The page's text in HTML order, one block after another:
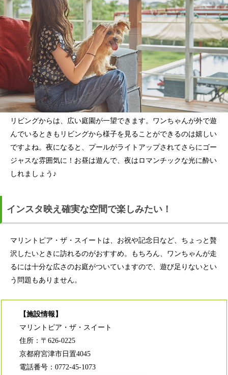
リビングからは、広い庭園が一望できます。ワンちゃんが外で遊
んでいるときもリビングから様子を見ることができるのは嬉しい
ですよね。夜になると、プールがライトアップされてさらにゴー
ジャスな雰囲気に！お昼は遊んで、夜はロマンチックな光に酔い
しれましょう♪
インスタ映え確実な空間で楽しみたい！
マリントピア・ザ・スイートは、お祝や記念日など、ちょっと贅
沢したいときに訪れるのがおすすめ。もちろん、ワンちゃんが走
るには十分な広さのお庭がついていますので、遊び足りないとい
う問題もありません。
【施設情報】
マリントピア・ザ・スイート
住所：〒626-0225
京都府宮津市日置4045
電話番号：0772-45-1073